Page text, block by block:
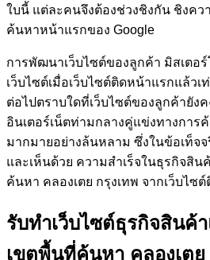
ใบนี้ แต่ละคนจึงต้องช่วงชิงกัน ชิงคว
ค้นหาหน้าแรกของ Google
การพัฒนาเว็บไซต์ของลูกค้า มิสเตอ
เว็บไซต์เมื่อเว็บไซต์ติดหน้าแรกแล้ว
ต่อไปตราบใดที่เว็บไซต์ของลูกค้ายัง
อินเตอร์เน็ตท่ามกลางคู่แข่งทางการ
มากมายอย่างล้นหลาม ซึ่งในข้อเท็จ
และเห็นด้วย ความสำเร็จในธุรกิจสิ
ค้นหา คลองเตย กรุงเทพ จากเว็บไซ
รับทำเว็บไซต์ธุรกิจสินค้
เขตพื้นที่ค้นหา คลองเต